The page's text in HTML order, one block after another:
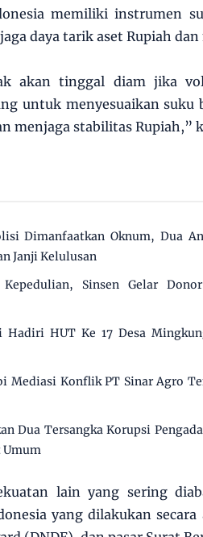
memiliki instrumen
daya tarik aset Rupiah
akan tinggal diam jika
untuk menyesuaikan suku
menjaga stabilitas Rupiah,”
Dimanfaatkan Oknum, Dua
Janji Kelulusan
Sinsen Gelar
HUT Ke 17 Desa
Mediasi Konflik PT Sinar Agro
Dua Tersangka Korupsi
Umum
lain yang sering
yang dilakukan